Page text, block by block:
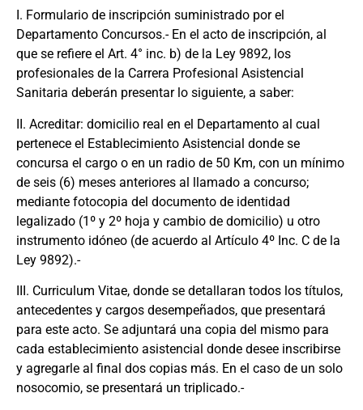
I. Formulario de inscripción suministrado por el
Departamento Concursos.- En el acto de inscripción, al
que se refiere el Art. 4° inc. b) de la Ley 9892, los
profesionales de la Carrera Profesional Asistencial
Sanitaria deberán presentar lo siguiente, a saber:
II. Acreditar: domicilio real en el Departamento al cual
pertenece el Establecimiento Asistencial donde se
concursa el cargo o en un radio de 50 Km, con un mínimo
de seis (6) meses anteriores al llamado a concurso;
mediante fotocopia del documento de identidad
legalizado (1º y 2º hoja y cambio de domicilio) u otro
instrumento idóneo (de acuerdo al Artículo 4º Inc. C de la
Ley 9892).-
III. Curriculum Vitae, donde se detallaran todos los títulos,
antecedentes y cargos desempeñados, que presentará
para este acto. Se adjuntará una copia del mismo para
cada establecimiento asistencial donde desee inscribirse
y agregarle al final dos copias más. En el caso de un solo
nosocomio, se presentará un triplicado.-